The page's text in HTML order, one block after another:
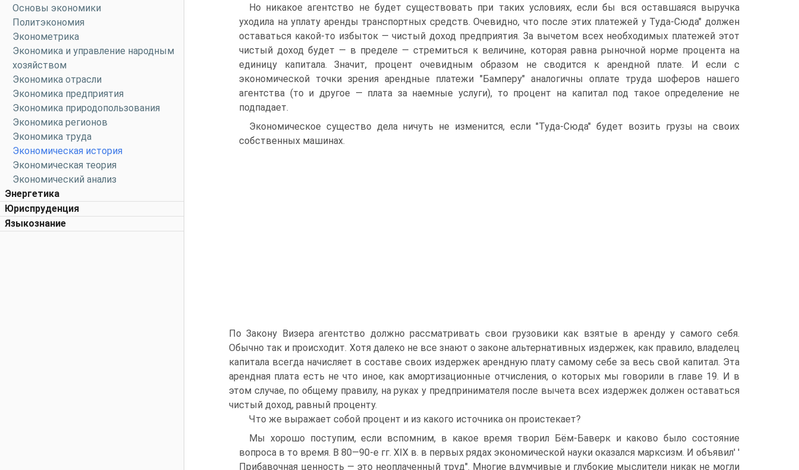
Основы экономики
Политэкономия
Эконометрика
Экономика и управление народным
хозяйством
Экономика отрасли
Экономика предприятия
Экономика природопользования
Экономика регионов
Экономика труда
Экономическая история
Экономическая теория
Экономический анализ
Энергетика
Юриспруденция
Языкознание
Но никакое агентство не будет существовать при таких условиях, если бы вся оставшаяся выручка
уходила на уплату аренды транспортных средств. Очевидно, что после этих платежей у Туда-Сюда" должен
оставаться какой-то избыток — чистый доход предприятия. За вычетом всех необходимых платежей этот
чистый доход будет — в пределе — стремиться к величине, которая равна рыночной норме процента на
единицу капитала. Значит, процент очевидным образом не сводится к арендной плате. И если с
экономической точки зрения арендные платежи "Бамперу" аналогичны оплате труда шоферов нашего
агентства (то и другое — плата за наемные услуги), то процент на капитал под такое определение не
подпадает.
Экономическое существо дела ничуть не изменится, если "Туда-Сюда" будет возить грузы на своих
собственных машинах.
По Закону Визера агентство должно рассматривать свои грузовики как взятые в аренду у самого себя.
Обычно так и происходит. Хотя далеко не все знают о законе альтернативных издержек, как правило, владелец
капитала всегда начисляет в составе своих издержек арендную плату самому себе за весь свой капитал. Эта
арендная плата есть не что иное, как амортизационные отчисления, о которых мы говорили в главе 19. И в
этом случае, по общему правилу, на руках у предпринимателя после вычета всех издержек должен оставаться
чистый доход, равный проценту.
Что же выражает собой процент и из какого источника он проистекает?
Мы хорошо поступим, если вспомним, в какое время творил Бём-Баверк и каково было состояние
вопроса в то время. В 80—90-е гг. XIX в. в первых рядах экономической науки оказался марксизм. И объявил' '
Прибавочная ценность — это неоплаченный труд". Многие вдумчивые и глубокие мыслители никак не могли